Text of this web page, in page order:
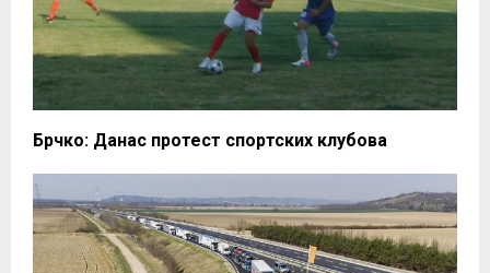
Брчко: Данас протест спортских клубова